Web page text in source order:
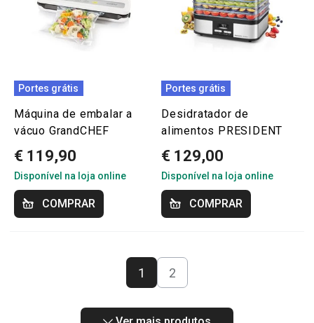
Portes grátis
Máquina de embalar a
vácuo GrandCHEF
€ 119,90
Disponível na loja online
COMPRAR
Portes grátis
Desidratador de
alimentos PRESIDENT
€ 129,00
Disponível na loja online
COMPRAR
1 2